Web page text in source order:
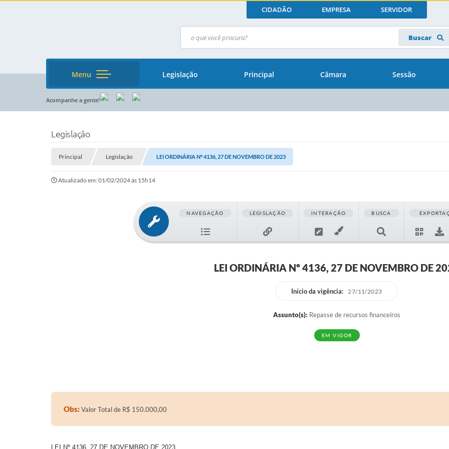
CIDADÃO EMPRESA SERVIDOR
Buscar
Menu Legislação Principal Câmara Sessão
Acompanhe a gente!
Legislação
Principal Legislação LEI ORDINÁRIA Nº 4136, 27 DE NOVEMBRO DE 2023
Atualizado em: 01/02/2024 às 15h14
NAVEGAÇÃO LEGISLAÇÃO INTERAÇÃO BUSCA
LEI ORDINÁRIA Nº 4136, 27 DE NOVEMBRO DE
Início da vigência: 27/11/2023
Assunto(s): Repasse de recursos financeiros
EM VIGOR
Obs:Valor Total de R$ 150.000,00
LEI Nº 4136, 27 DE NOVEMBRO DE 2023